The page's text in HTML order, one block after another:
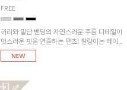
FREE
허리와 밑단 밴딩의 자연스러운 주름 디테일이
멋스러운 핏을 연출하는 팬츠! 찰랑이는 레이
온 소재로 가볍고 시원하게 착용되며, 여유로
운 실루엣으로 활동성이 좋아 데일리 하게 즐